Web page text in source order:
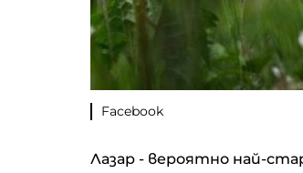
Facebook
Лазар - вероятно най-